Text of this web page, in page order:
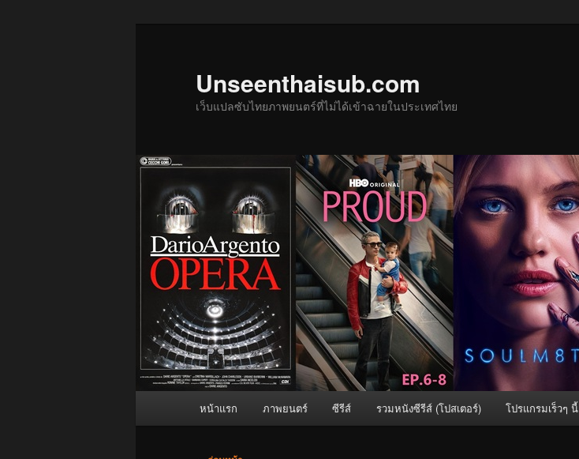
Unseenthaisub.com
เว็บแปลซับไทยภาพยนตร์ที่ไม่ได้เข้าฉายในประเทศไทย
หน้าแรก ภาพยนตร์ ซีรีส์ รวมหนังซีรีส์ (โปสเตอร์) โปรแกรมเร็วๆ นี้